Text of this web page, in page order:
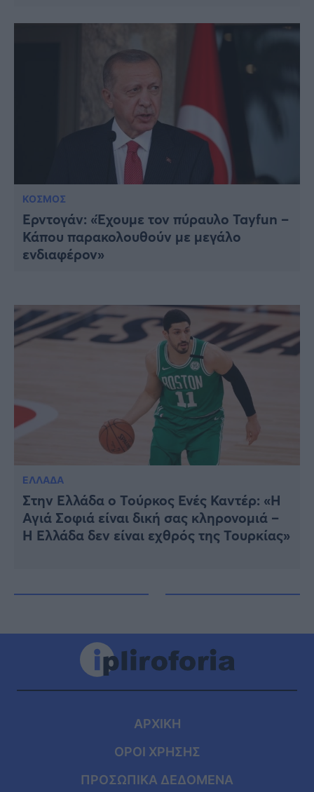
ΚΟΣΜΟΣ
Ερντογάν: «Έχουμε τον πύραυλο Tayfun –
Κάπου παρακολουθούν με μεγάλο
ενδιαφέρον»
ΕΛΛΑΔΑ
Στην Ελλάδα ο Τούρκος Ενές Καντέρ: «Η
Αγιά Σοφιά είναι δική σας κληρονομιά –
Η Ελλάδα δεν είναι εχθρός της Τουρκίας»
ΑΡΧΙΚΗ
ΟΡΟΙ ΧΡΗΣΗΣ
ΠΡΟΣΩΠΙΚΑ ΔΕΔΟΜΕΝΑ